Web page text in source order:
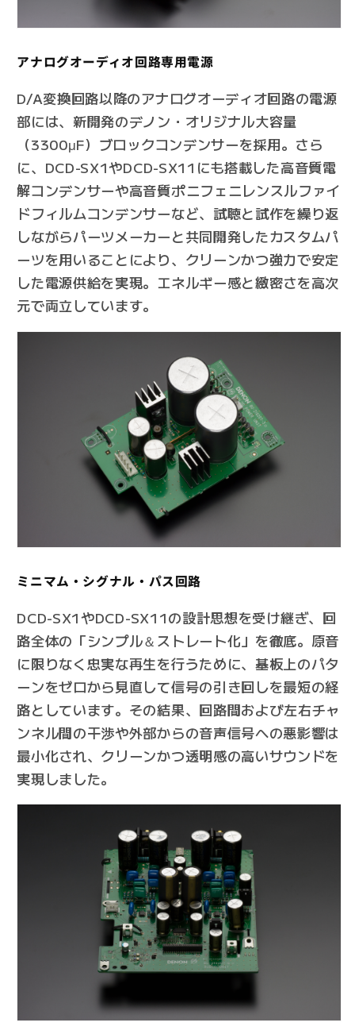
アナログオーディオ回路専用電源
D/A変換回路以降のアナログオーディオ回路の電源
部には、新開発のデノン・オリジナル大容量
（3300μF）ブロックコンデンサーを採用。さら
に、DCD-SX1やDCD-SX11にも搭載した高音質電
解コンデンサーや高音質ポニフェニレンスルファイ
ドフィルムコンデンサーなど、試聴と試作を繰り返
しながらパーツメーカーと共同開発したカスタムパ
ーツを用いることにより、クリーンかつ強力で安定
した電源供給を実現。エネルギー感と緻密さを高次
元で両立しています。
ミニマム・シグナル・パス回路
DCD-SX1やDCD-SX11の設計思想を受け継ぎ、回
路全体の「シンプル＆ストレート化」を徹底。原音
に限りなく忠実な再生を行うために、基板上のパタ
ーンをゼロから見直して信号の引き回しを最短の経
路としています。その結果、回路間および左右チャ
ンネル間の干渉や外部からの音声信号への悪影響は
最小化され、クリーンかつ透明感の高いサウンドを
実現しました。